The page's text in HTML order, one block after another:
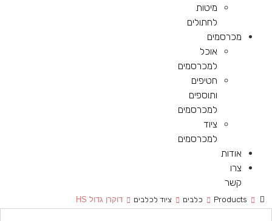
מיטות
לחתולים
מכרסמים
אוכל
למכרסמים
חטיפים
ותוספים
למכרסמים
ציוד
למכרסמים
אודות
צרו
קשר
Products כלבים ציוד לכלבים דוקרן גדול HS